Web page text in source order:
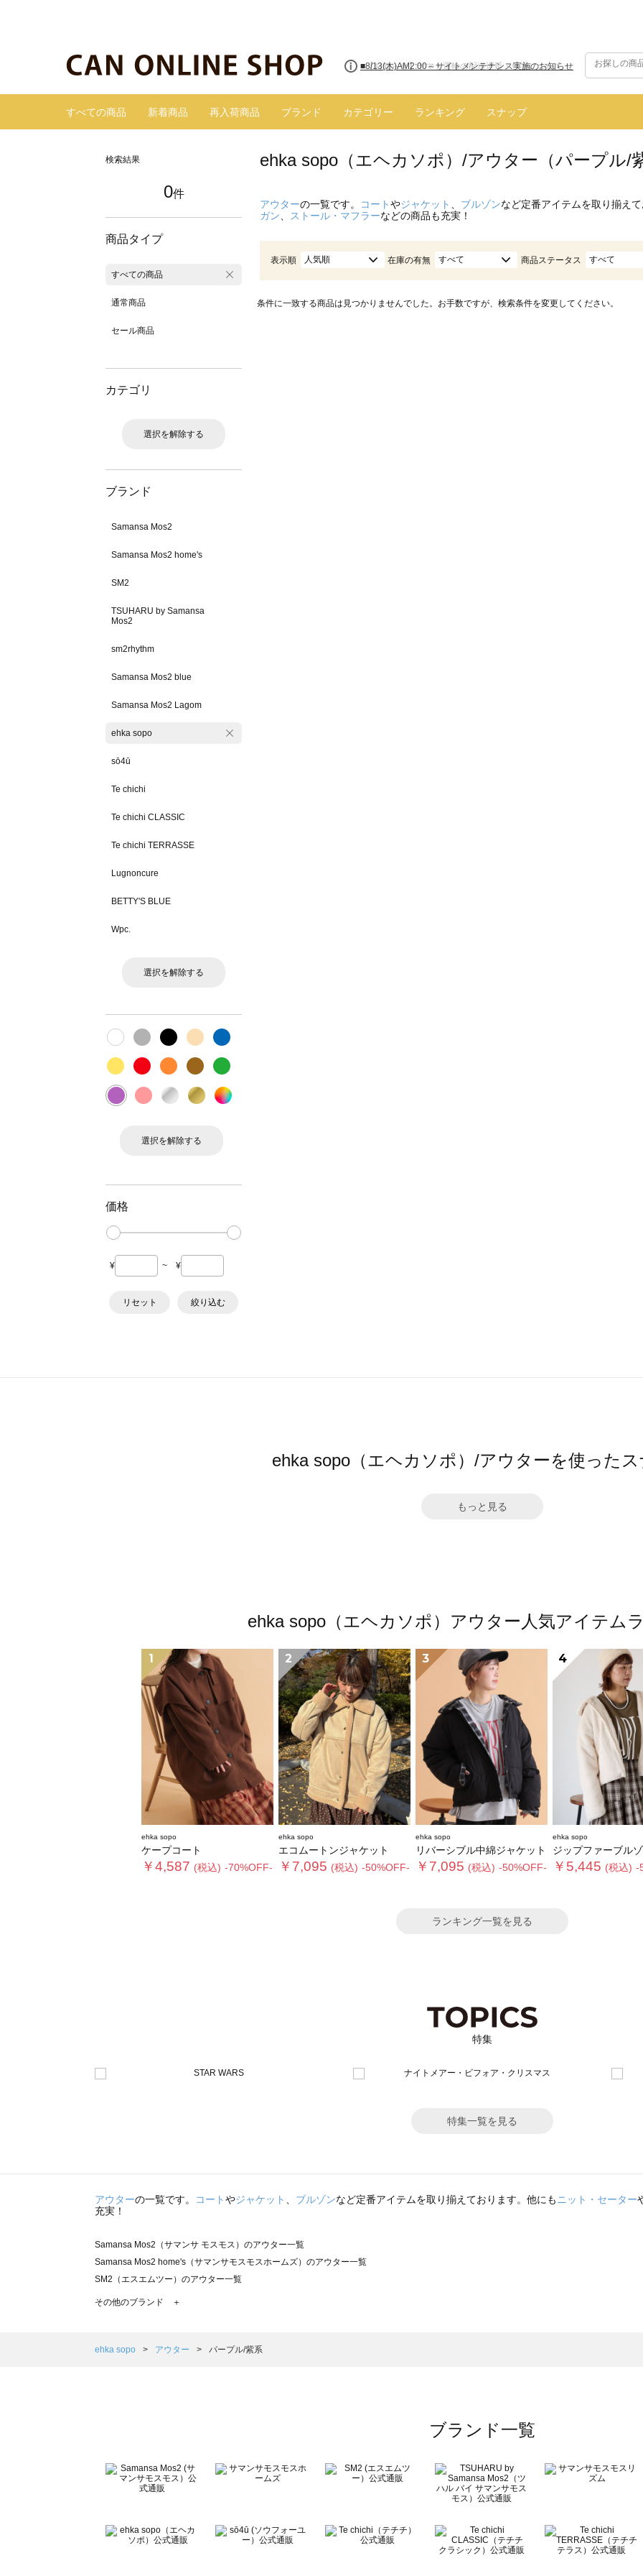
■8/13(木)AM2:00～サイトメンテナンス実施のお知らせ
すべての商品 新着商品 再入荷商品 ブランド カテゴリー ランキング スナップ
検索結果
0件
商品タイプ
すべての商品
通常商品
セール商品
カテゴリ
選択を解除する
ブランド
Samansa Mos2
Samansa Mos2 home's
SM2
TSUHARU by Samansa
Mos2
sm2rhythm
Samansa Mos2 blue
Samansa Mos2 Lagom
ehka sopo
sō4ū
Te chichi
Te chichi CLASSIC
Te chichi TERRASSE
Lugnoncure
BETTY'S BLUE
Wpc.
選択を解除する
選択を解除する
価格
¥ ~ ¥
リセット 絞り込む
ehka sopo（エヘカソポ）/アウター（パープル/
アウターの一覧です。 コートやジャケット ブルゾンなど定番アイテムを取り揃え
ガン
ストール・マフラーなどの商品も充実！
表示順 人気順 在庫の有無 すべて 商品ステータス すべて
条件に一致する商品は見つかりませんでした。お手数ですが、検索条件を変更してください。
ehka sopo（エヘカソポ）/アウターを使った
もっと見る
ehka sopo（エヘカソポ）アウター人気アイテム
1
ehka sopo
ケープコート
￥4,587 (税込) -70%OFF-
2
ehka sopo
エコムートンジャケット
￥7,095 (税込) -50%OFF-
3
ehka sopo
リバーシブル中綿ジャケット
￥7,095 (税込) -50%OFF-
4
ehka sopo
ジップファーブル
￥5,445 (税込) -
ランキング一覧を見る
特集
特集一覧を見る
アウターの一覧です。 コートやジャケット 、 ブルゾンなど定番アイテムを取り揃えております。他にもニット・セーター
充実！
Samansa Mos2（サマンサ モスモス）のアウター一覧
Samansa Mos2 home's（サマンサモスモスホームズ）のアウター一覧
SM2（エスエムツー）のアウター一覧
TSUHARU by Samansa Mos2（ツハルバイサマンサモスモス）のアウター一覧
Samansa Mos2 Lagom（サマンサモスモス ラーゴム）のアウター一覧
BETTY'S BLUE（べティーズブルー）のアウター一覧
Wpc.（ワールドパーティー）のアウター一覧
その他のブランド ＋
ehka sopo アウター パープル/紫系
ブランド一覧